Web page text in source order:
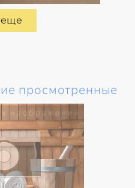
еще
просмотренные